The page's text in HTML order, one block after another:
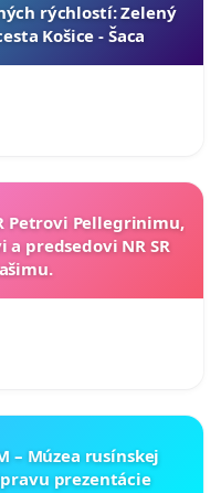
rýchlostí: Zelený
Košice - Šaca
Petrovi Pellegrinimu,
predsedovi NR SR
– Múzea rusínskej
prezentácie